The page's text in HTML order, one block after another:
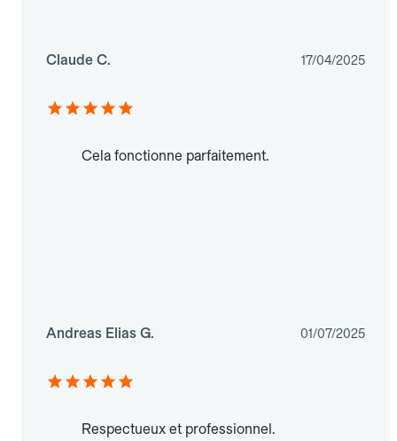
Claude C. 17/04/2025
Cela fonctionne parfaitement.
Andreas Elias G. 01/07/2025
Respectueux et professionnel.